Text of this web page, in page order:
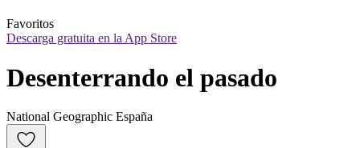
Favoritos
Descarga gratuita en la App Store
Desenterrando el pasado
National Geographic España